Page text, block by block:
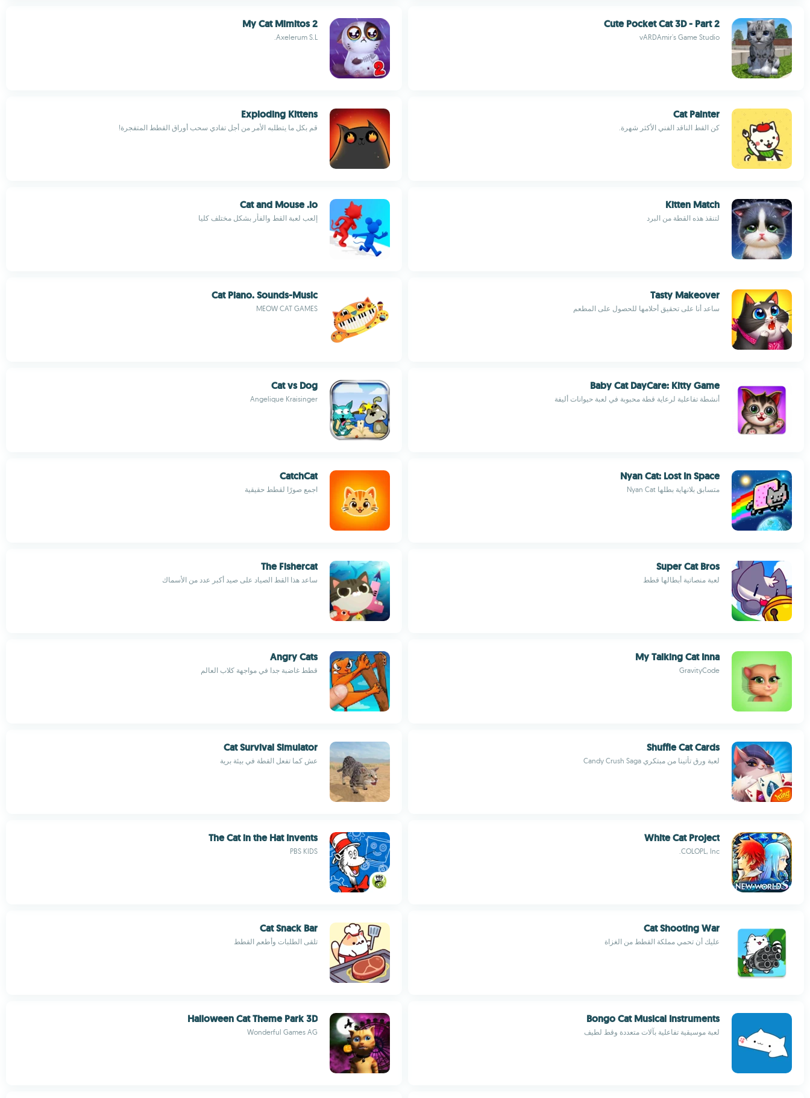
Cute Pocket Cat 3D - Part 2
vARDAmir's Game Studio
My Cat Mimitos 2
Axelerum S.L.
Cat Painter
كن القط الناقد الفني الأكثر شهرة.
Exploding Kittens
قم بكل ما يتطلبه الأمر من أجل تفادي سحب أوراق القطط المتفجرة!
Kitten Match
لتنقذ هذه القطة من البرد
Cat and Mouse .io
إلعب لعبة القط والفأر بشكل مختلف كليا
Tasty Makeover
ساعد أنا على تحقيق أحلامها للحصول على المطعم
Cat Piano. Sounds-Music
MEOW CAT GAMES
Baby Cat DayCare: Kitty Game
أنشطة تفاعلية لرعاية قطة محبوبة في لعبة حيوانات أليفة
Cat vs Dog
Angelique Kraisinger
Nyan Cat: Lost In Space
متسابق بلانهاية بطلها Nyan Cat
CatchCat
اجمع صورًا لقطط حقيقية
Super Cat Bros
لعبة منصاتية أبطالها قطط
The Fishercat
ساعد هذا القط الصياد على صيد أكبر عدد من الأسماك
My Talking Cat Inna
GravityCode
Angry Cats
قطط غاضبة جدا في مواجهة كلاب العالم
Shuffle Cat Cards
لعبة ورق تأتينا من مبتكري Candy Crush Saga
Cat Survival Simulator
عش كما تفعل القطة في بيئة برية
White Cat Project
COLOPL, Inc.
The Cat in the Hat Invents
PBS KIDS
Cat Shooting War
عليك أن تحمي مملكة القطط من الغزاة
Cat Snack Bar
تلقى الطلبات وأطعم القطط
Bongo Cat Musical Instruments
لعبة موسيقية تفاعلية بآلات متعددة وقط لطيف
Halloween Cat Theme Park 3D
Wonderful Games AG